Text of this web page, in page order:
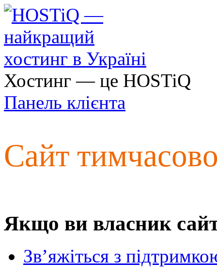
Хостинг — це HOSTiQ
Панель клієнта
Сайт
Якщо ви власник
Зв’яжіться з